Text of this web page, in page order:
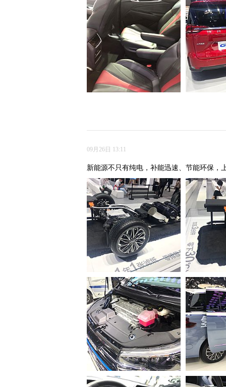
09月26日 13:11
新能源不只有纯电，补能迅速、节能环保，